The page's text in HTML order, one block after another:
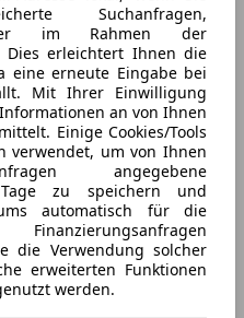
Suchanfragen,
im Rahmen der
Dies erleichtert Ihnen die
eine erneute Eingabe bei
Mit Ihrer Einwilligung
an von Ihnen
Einige Cookies/Tools
verwendet, um von Ihnen
angegebene
zu speichern und
automatisch für die
die Verwendung solcher
erweiterten Funktionen
werden.
STYLE LED+NAVI+SHZ